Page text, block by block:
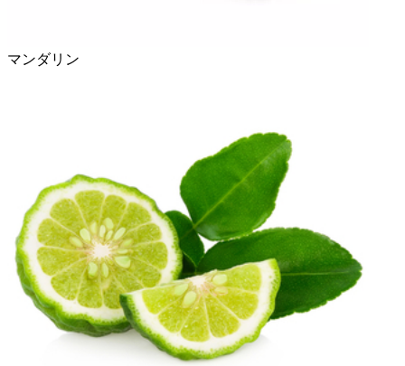
マンダリン